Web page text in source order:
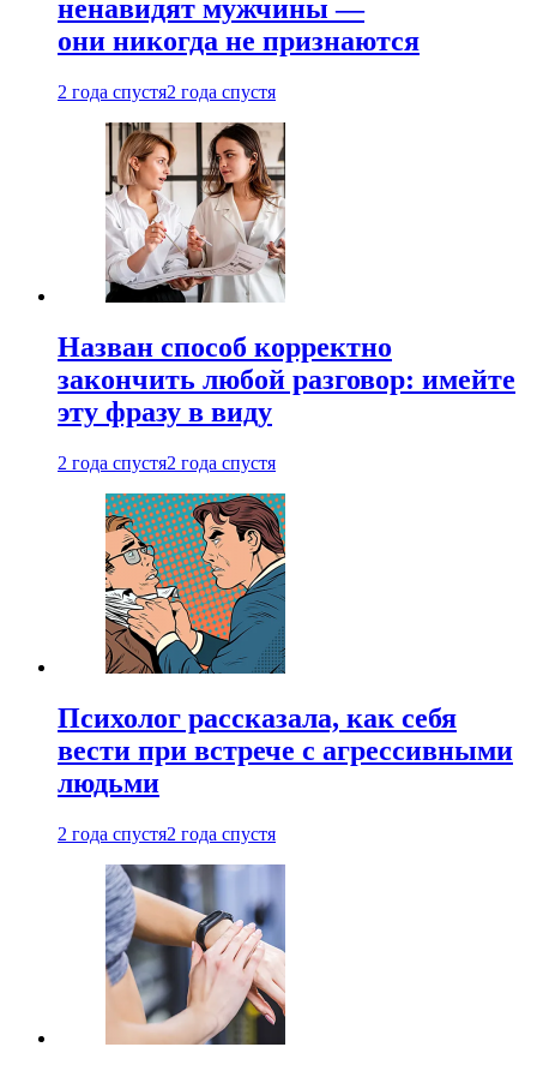
ненавидят мужчины —
они никогда не признаются
2 года спустя2 года спустя
Назван способ корректно
закончить любой разговор: имейте
эту фразу в виду
2 года спустя2 года спустя
Психолог рассказала, как себя
вести при встрече с агрессивными
людьми
2 года спустя2 года спустя